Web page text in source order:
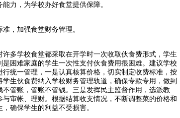
力，为学校办好食堂提供保障。
，加强食堂财务管理。
学校食堂都采取在开学时一次收取伙食费形式，学生
是困难家庭的学生一次性支付伙食费用很困难。建议学校
行统一管理，一是认真核算价格，切实制定收费标准，按
学生伙食费纳入学校财务管理轨道，确保专款专用，做到
不管账，管账不管钱。三是发挥民主监督作用，选派教
与审帐、理财。根据结算收支情况，不断调整菜的价格和
确保学生的利益不受损害。